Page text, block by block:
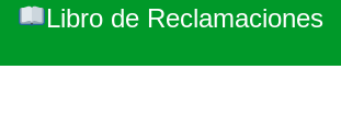
Libro de Reclamaciones